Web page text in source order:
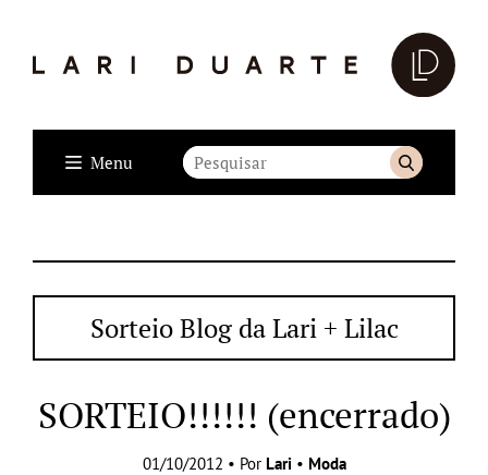
Menu
Sorteio Blog da Lari + Lilac
SORTEIO!!!!!! (encerrado)
01/10/2012 • Por Lari • Moda